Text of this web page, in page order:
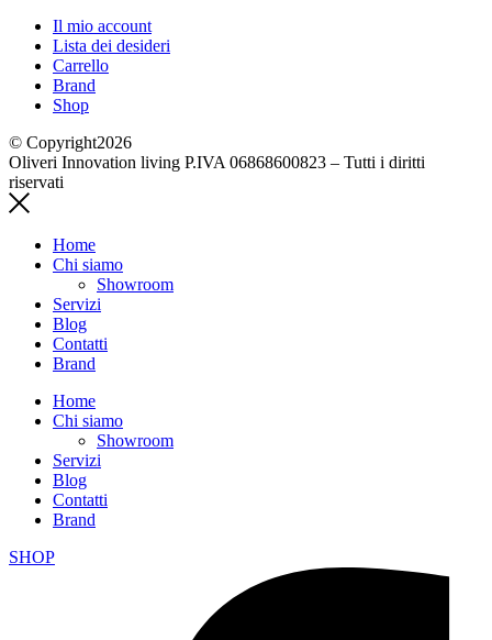
Il mio account
Lista dei desideri
Carrello
Brand
Shop
© Copyright2026
Oliveri Innovation living P.IVA 06868600823 – Tutti i diritti
riservati
Home
Chi siamo
Showroom
Servizi
Blog
Contatti
Brand
Home
Chi siamo
Showroom
Servizi
Blog
Contatti
Brand
SHOP